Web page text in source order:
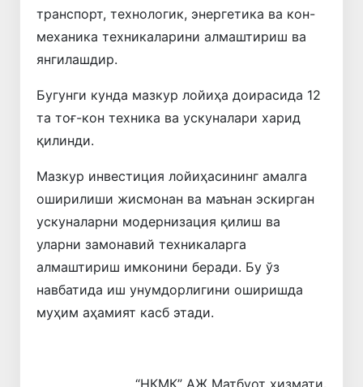
транспорт, технологик, энергетика ва кон-
механика техникаларини алмаштириш ва
янгилашдир.
Бугунги кунда мазкур лойиҳа доирасида 12
та тоғ-кон техника ва ускуналари харид
қилинди.
Мазкур инвестиция лойиҳасининг амалга
оширилиши жисмонан ва маънан эскирган
ускуналарни модернизация қилиш ва
уларни замонавий техникаларга
алмаштириш имконини беради. Бу ўз
навбатида иш унумдорлигини оширишда
муҳим аҳамият касб этади.
“НКМК” АЖ Матбуот хизмати.